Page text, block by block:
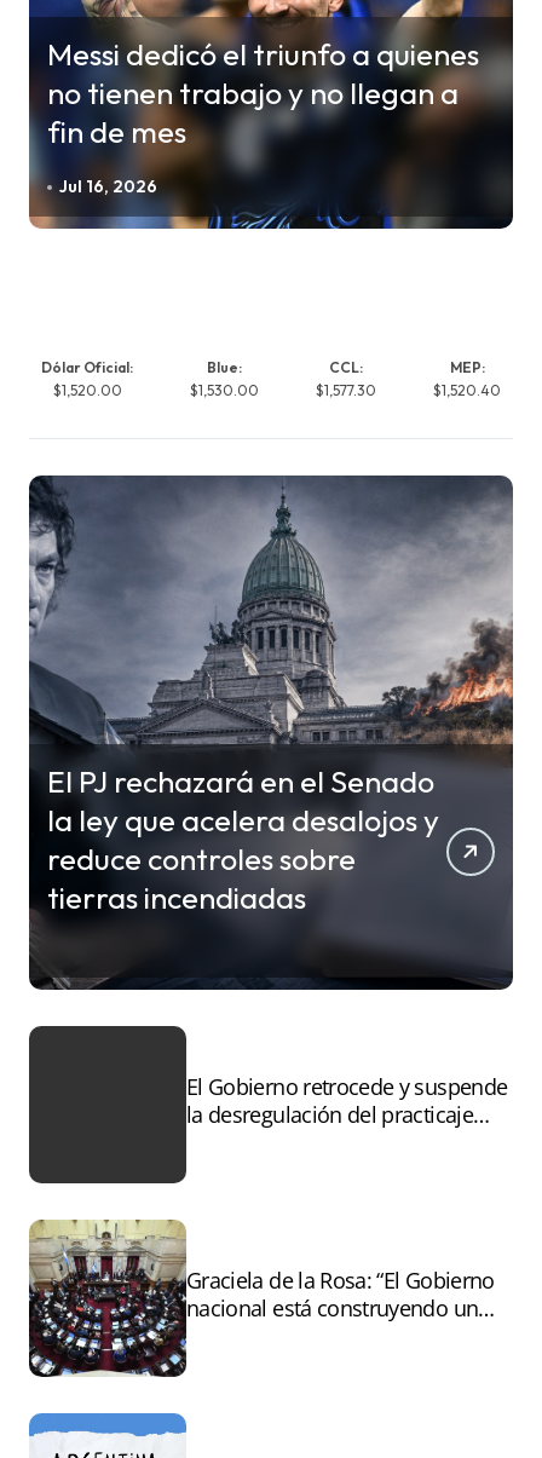
Messi dedicó el triunfo a quienes
no tienen trabajo y no llegan a
fin de mes
Jul 16, 2026
Dólar Oficial:
$1,520.00
Blue:
$1,530.00
CCL:
$1,577.30
MEP:
$1,520.40
El PJ rechazará en el Senado
la ley que acelera desalojos y
reduce controles sobre
tierras incendiadas
El Gobierno retrocede y suspende
la desregulación del practicaje
Graciela de la Rosa: “El Gobierno
nacional está construyendo un